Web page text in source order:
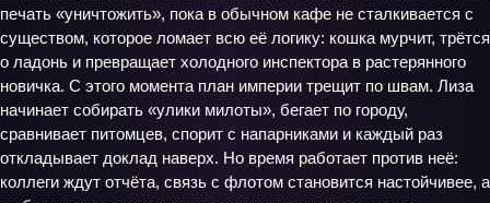
печать «уничтожить», пока в обычном кафе не сталкивается с
существом, которое ломает всю её логику: кошка мурчит, трётся
о ладонь и превращает холодного инспектора в растерянного
новичка. С этого момента план империи трещит по швам. Лиза
начинает собирать «улики милоты», бегает по городу,
сравнивает питомцев, спорит с напарниками и каждый раз
откладывает доклад наверх. Но время работает против неё:
коллеги ждут отчёта, связь с флотом становится настойчивее, а